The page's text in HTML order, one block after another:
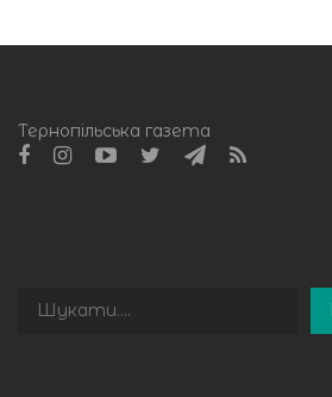
Тернопільська газета
Пошук